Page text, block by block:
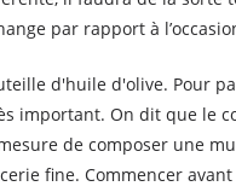
par rapport à
d'huile d'olive. Pour
important. On dit que le
de composer une
fine. Commencer